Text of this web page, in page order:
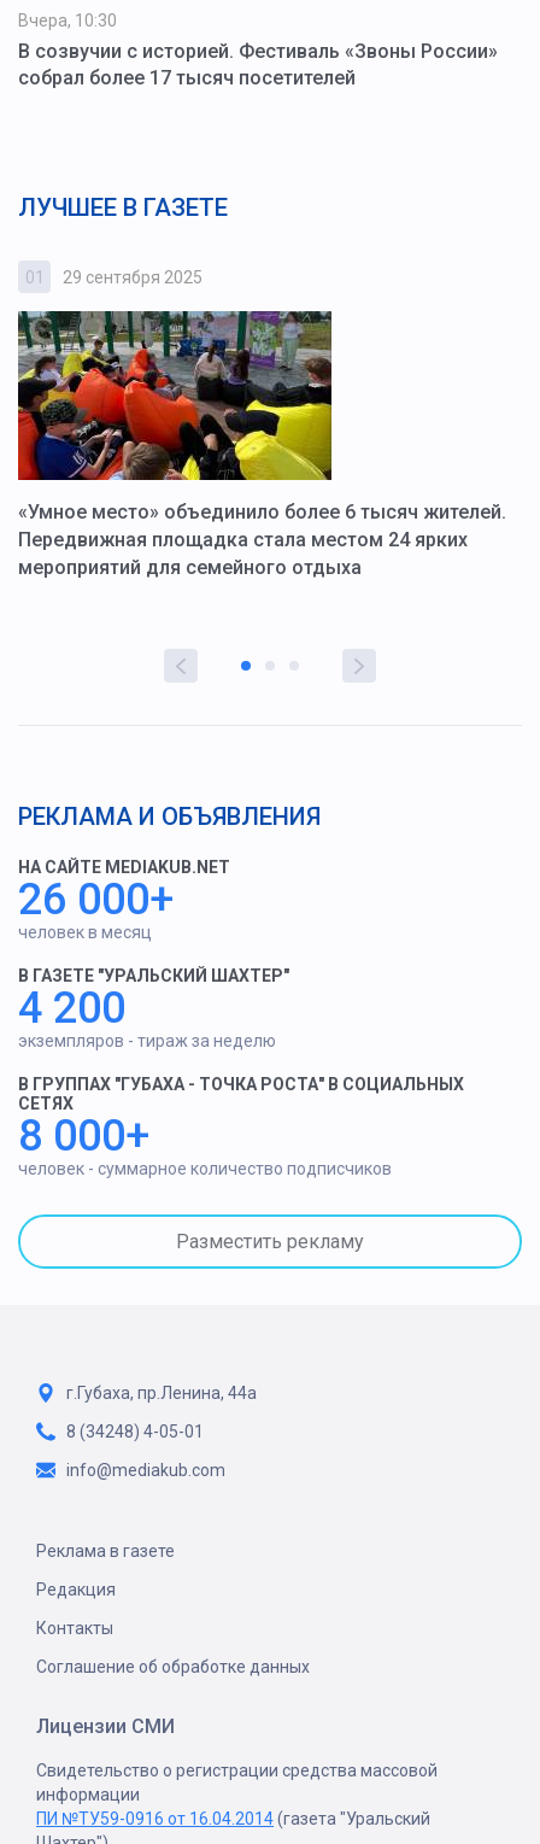
Вчера, 10:30
В созвучии с историей. Фестиваль «Звоны России»
собрал более 17 тысяч посетителей
ЛУЧШЕЕ В ГАЗЕТЕ
01 29 сентября 2025
«Умное место» объединило более 6 тысяч жителей.
Передвижная площадка стала местом 24 ярких
мероприятий для семейного отдыха
РЕКЛАМА И ОБЪЯВЛЕНИЯ
НА САЙТЕ MEDIAKUB.NET
26 000+
человек в месяц
В ГАЗЕТЕ "УРАЛЬСКИЙ ШАХТЕР"
4 200
экземпляров - тираж за неделю
В ГРУППАХ "ГУБАХА - ТОЧКА РОСТА" В СОЦИАЛЬНЫХ
СЕТЯХ
8 000+
человек - суммарное количество подписчиков
Разместить рекламу
г.Губаха, пр.Ленина, 44а
8 (34248) 4-05-01
info@mediakub.com
Реклама в газете
Редакция
Контакты
Соглашение об обработке данных
Лицензии СМИ
Свидетельство о регистрации средства массовой
информации
ПИ №ТУ59-0916 от 16.04.2014(газета "Уральский